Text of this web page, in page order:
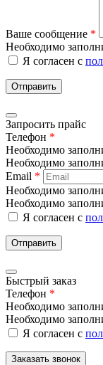
Ваше сообщение *
Необходимо
Я согласен с
Отправить
Запросить прайс
Телефон *
Необходимо
Необходимо
Email *
Необходимо
Необходимо
Я согласен с
Отправить
Быстрый заказ
Телефон *
Необходимо
Необходимо
Я согласен с
Заказать звонок